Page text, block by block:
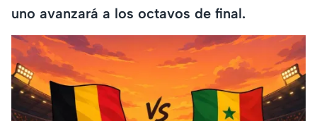
uno avanzará a los octavos de final.